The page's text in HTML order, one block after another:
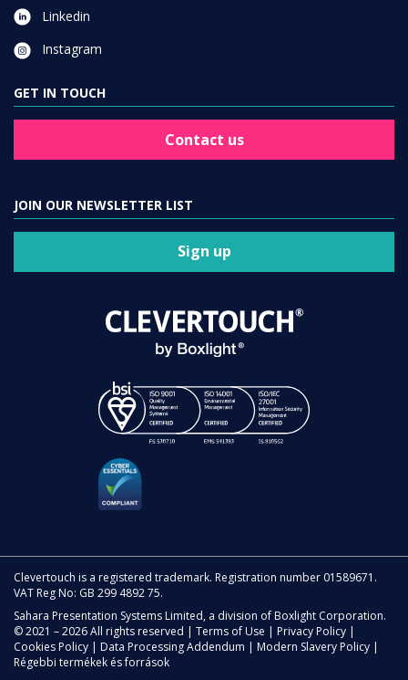
Linkedin
Instagram
GET IN TOUCH
Contact us
JOIN OUR NEWSLETTER LIST
Sign up
Clevertouch is a registered trademark. Registration number 01589671.
VAT Reg No: GB 299 4892 75.
Sahara Presentation Systems Limited, a division of Boxlight Corporation.
© 2021 – 2026 All rights reserved | Terms of Use | Privacy Policy |
Cookies Policy | Data Processing Addendum | Modern Slavery Policy |
Régebbi termékek és források